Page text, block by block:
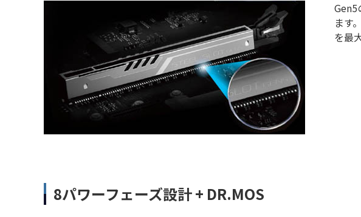
Gen5
ます
を最
8パワーフェーズ設計 + DR.MOS